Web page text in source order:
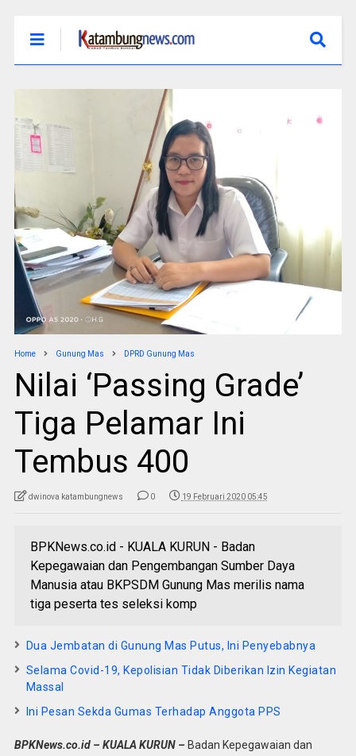
Home Gunung Mas DPRD Gunung Mas
Nilai ‘Passing Grade’
Tiga Pelamar Ini
Tembus 400
dwinova katambungnews 0 19 Februari 2020 05:45
BPKNews.co.id - KUALA KURUN - Badan
Kepegawaian dan Pengembangan Sumber Daya
Manusia atau BKPSDM Gunung Mas merilis nama
tiga peserta tes seleksi komp
Dua Jembatan di Gunung Mas Putus, Ini Penyebabnya
Selama Covid-19, Kepolisian Tidak Diberikan Izin Kegiatan
Massal
Ini Pesan Sekda Gumas Terhadap Anggota PPS
BPKNews.co.id – KUALA KURUN – Badan Kepegawaian dan